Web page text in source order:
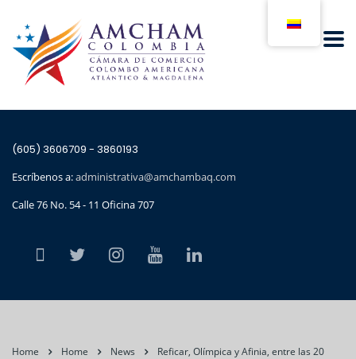
(605) 3606709 - 3860193
Escríbenos a:administrativa@amchambaq.com
Calle 76 No. 54 - 11 Oficina 707
Home Home News
Reficar, Olímpica y Afinia, entre las 20